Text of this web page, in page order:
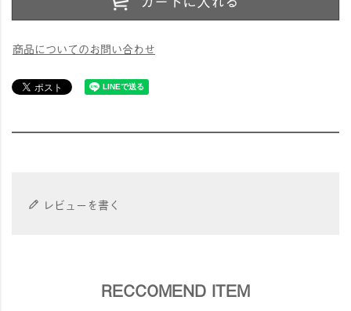
商品についてのお問い合わせ
レビューを書く
RECCOMEND ITEM